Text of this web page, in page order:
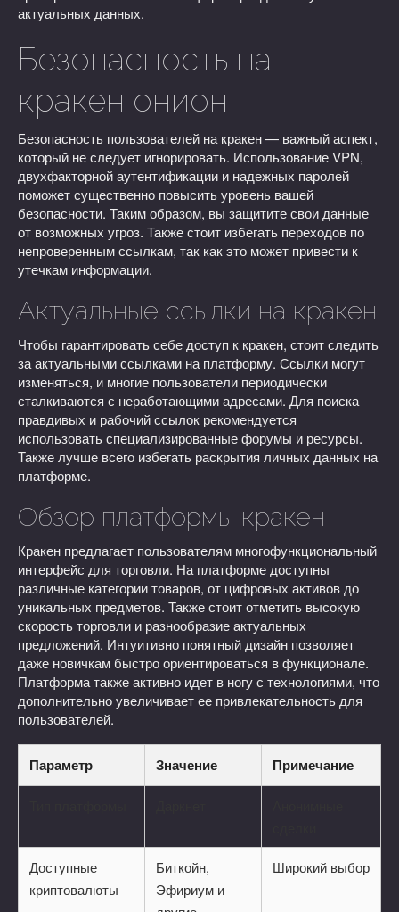
актуальных данных.
Безопасность на
кракен онион
Безопасность пользователей на кракен — важный аспект,
который не следует игнорировать. Использование VPN,
двухфакторной аутентификации и надежных паролей
поможет существенно повысить уровень вашей
безопасности. Таким образом, вы защитите свои данные
от возможных угроз. Также стоит избегать переходов по
непроверенным ссылкам, так как это может привести к
утечкам информации.
Актуальные ссылки на кракен
Чтобы гарантировать себе доступ к кракен, стоит следить
за актуальными ссылками на платформу. Ссылки могут
изменяться, и многие пользователи периодически
сталкиваются с неработающими адресами. Для поиска
правдивых и рабочий ссылок рекомендуется
использовать специализированные форумы и ресурсы.
Также лучше всего избегать раскрытия личных данных на
платформе.
Обзор платформы кракен
Кракен предлагает пользователям многофункциональный
интерфейс для торговли. На платформе доступны
различные категории товаров, от цифровых активов до
уникальных предметов. Также стоит отметить высокую
скорость торговли и разнообразие актуальных
предложений. Интуитивно понятный дизайн позволяет
даже новичкам быстро ориентироваться в функционале.
Платформа также активно идет в ногу с технологиями, что
дополнительно увеличивает ее привлекательность для
пользователей.
Параметр Значение Примечание
Доступные
криптовалюты
Биткойн,
Эфириум и
Широкий выбор